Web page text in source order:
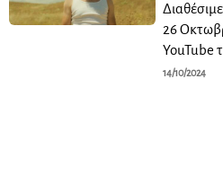
26
YouTube
14/10/2024